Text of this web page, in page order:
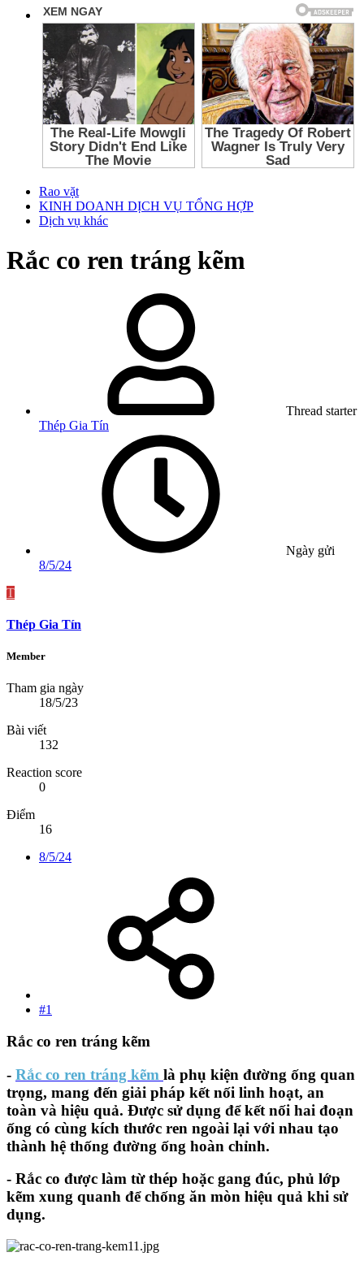
Rao vặt
KINH DOANH DỊCH VỤ TỔNG HỢP
Dịch vụ khác
Rắc co ren tráng kẽm
Thread starter
Thép Gia Tín
Ngày gửi
8/5/24
T
Thép Gia Tín
Member
Tham gia ngày
18/5/23
Bài viết
132
Reaction score
0
Điểm
16
8/5/24
#1
Rắc co ren tráng kẽm​
- Rắc co ren tráng kẽm là phụ kiện đường ống quan
trọng, mang đến giải pháp kết nối linh hoạt, an
toàn và hiệu quả. Được sử dụng để kết nối hai đoạn
ống có cùng kích thước ren ngoài lại với nhau tạo
thành hệ thống đường ống hoàn chỉnh.​
- Rắc co được làm từ thép hoặc gang đúc, phủ lớp
kẽm xung quanh để chống ăn mòn hiệu quả khi sử
dụng.​